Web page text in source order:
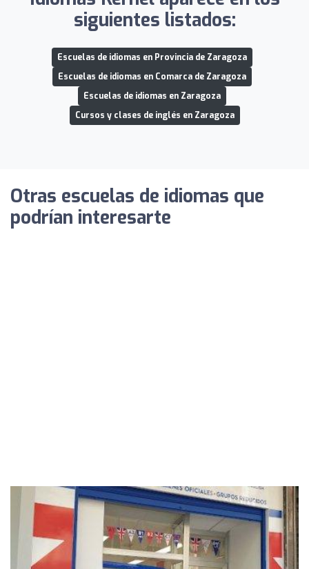
siguientes listados:
Escuelas de idiomas en Provincia de Zaragoza
Escuelas de idiomas en Comarca de Zaragoza
Escuelas de idiomas en Zaragoza
Cursos y clases de inglés en Zaragoza
Otras escuelas de idiomas que
podrían interesarte